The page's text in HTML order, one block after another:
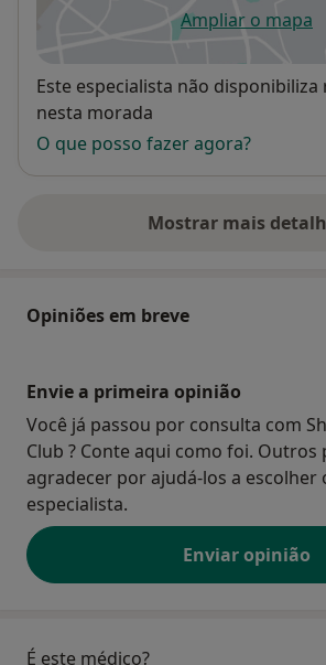
Ampliar o mapa
abre
Disponibilidade
Este especialista não disponibiliza
nesta morada
O que posso fazer agora?
Mostrar maissobre o
Opiniões em breve
Envie a primeira opinião
Você já passou por consulta com
Club ? Conte aqui como foi. Outros
agradecer por ajudá-los a escolher
especialista.
Enviar opinião
É este médico?